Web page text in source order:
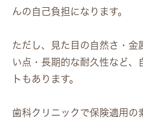
んの自己負担になります。
ただし、見た目の自然さ・金
い点・長期的な耐久性など、
トもあります。
歯科クリニックで保険適用の